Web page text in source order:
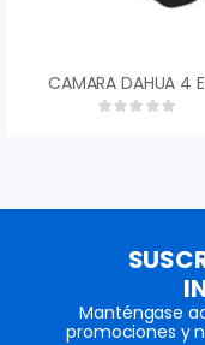
Manténgase
promociones y